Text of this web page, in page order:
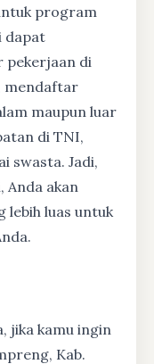
program
dapat
pekerjaan di
mendaftar
maupun luar
di TNI,
swasta. Jadi,
Anda akan
lebih luas untuk
jika kamu ingin
Kab.